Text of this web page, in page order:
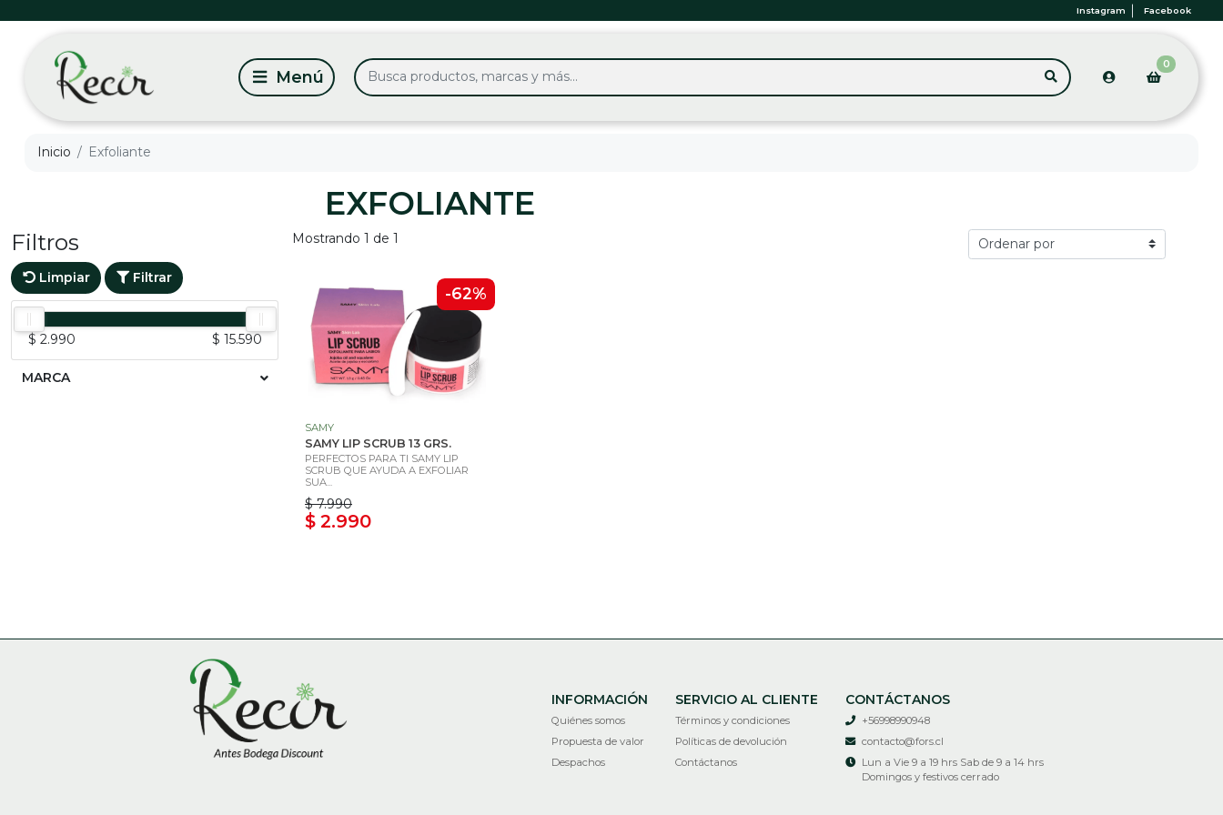
Instagram Facebook
0
Inicio Exfoliante
EXFOLIANTE
Filtros
Limpiar Filtrar
$ 2.990 $ 15.590
MARCA
Mostrando 1 de 1
-62%
SAMY
SAMY LIP SCRUB 13 GRS.
PERFECTOS PARA TI SAMY LIP
SCRUB QUE AYUDA A EXFOLIAR
SUA...
$ 7.990
$ 2.990
INFORMACIÓN
Quiénes somos
Propuesta de valor
Despachos
SERVICIO AL CLIENTE
Términos y condiciones
Políticas de devolución
Contáctanos
CONTÁCTANOS
+56998990948
contacto@fors.cl
Lun a Vie 9 a 19 hrs Sab de 9 a 14 hrs
Domingos y festivos cerrado